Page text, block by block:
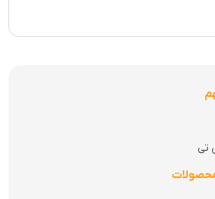
اما در کلاس درس، جلسه کاری، کارگاه
و نقاشی، کار را خیلی راحت‌ تر می‌ کند.
یک تخته شاسی خوب می‌ تواند تفاوت
تی